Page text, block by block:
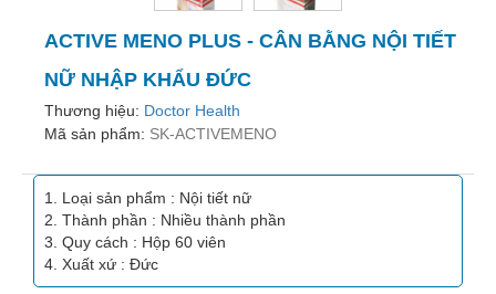
Chăm
sóc
khỏe
Khoáng
chất
Thuốc
giảm
ACTIVE MENO PLUS - CÂN BẰNG NỘI TIẾT
NỮ NHẬP KHẨU ĐỨC
Thương hiệu: Doctor Health
Mã sản phẩm: SK-ACTIVEMENO
Loại sản phẩm : Nội tiết nữ
Thành phần : Nhiều thành phần
Quy cách : Hộp 60 viên
Xuất xứ : Đức